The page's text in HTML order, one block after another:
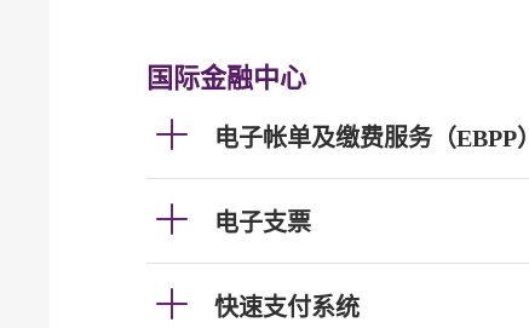
国际金融中心
电子帐单及缴费服务（EBPP）
电子支票
快速支付系统